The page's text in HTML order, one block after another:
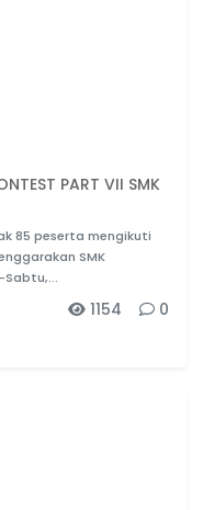
PART VII SMK
85 peserta mengikuti
SMK
0
1154